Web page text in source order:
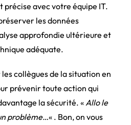
avec votre équipe IT.
les données
approfondie ultérieure et
adéquate.
collègues de la situation en
prévenir toute action qui
la sécurité. « Allo le
problème…« . Bon, on vous